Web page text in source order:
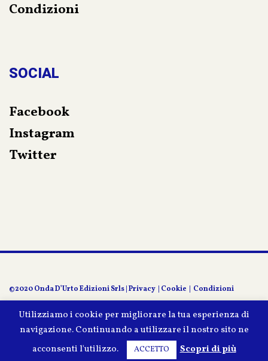
Condizioni
SOCIAL
Facebook
Instagram
Twitter
©2020 Onda D’Urto Edizioni Srls | Privacy Cookie Condizioni
contrattuali| Iscrizione al Registro delle Imprese di Venezia CF n.
04297980270
Utilizziamo i cookie per migliorare la tua esperienza di
navigazione. Continuando a utilizzare il nostro sito ne
acconsenti l'utilizzo.
ACCETTO Scopri di più